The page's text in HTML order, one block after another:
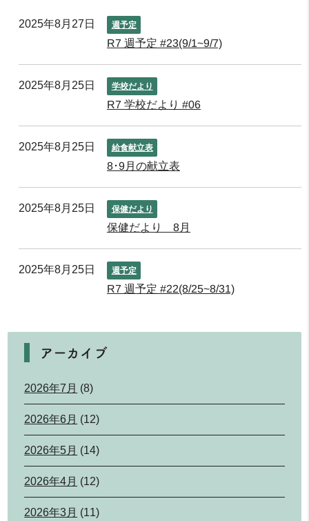
2025年8月27日 週予定
R7 週予定 #23(9/1~9/7)
2025年8月25日 学校だより
R7 学校だより #06
2025年8月25日 給食献立表
8･9月の献立表
2025年8月25日 保健だより
保健だより 8月
2025年8月25日 週予定
R7 週予定 #22(8/25~8/31)
アーカイブ
2026年7月 (8)
2026年6月 (12)
2026年5月 (14)
2026年4月 (12)
2026年3月 (11)